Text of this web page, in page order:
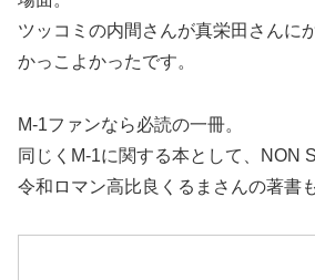
ツッコミの内間さんが真栄田さんに
かっこよかったです。
M-1ファンなら必読の一冊。
同じくM-1に関する本として、NON
令和ロマン高比良くるまさんの著書